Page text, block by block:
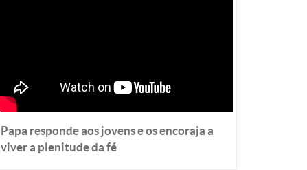
Papa responde aos jovens e os encoraja a
viver a plenitude da fé